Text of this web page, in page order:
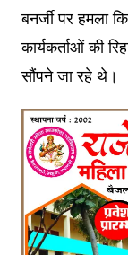
बनर्जी पर हमला
कार्यकर्ताओं की
सौंपने जा रहे थे।